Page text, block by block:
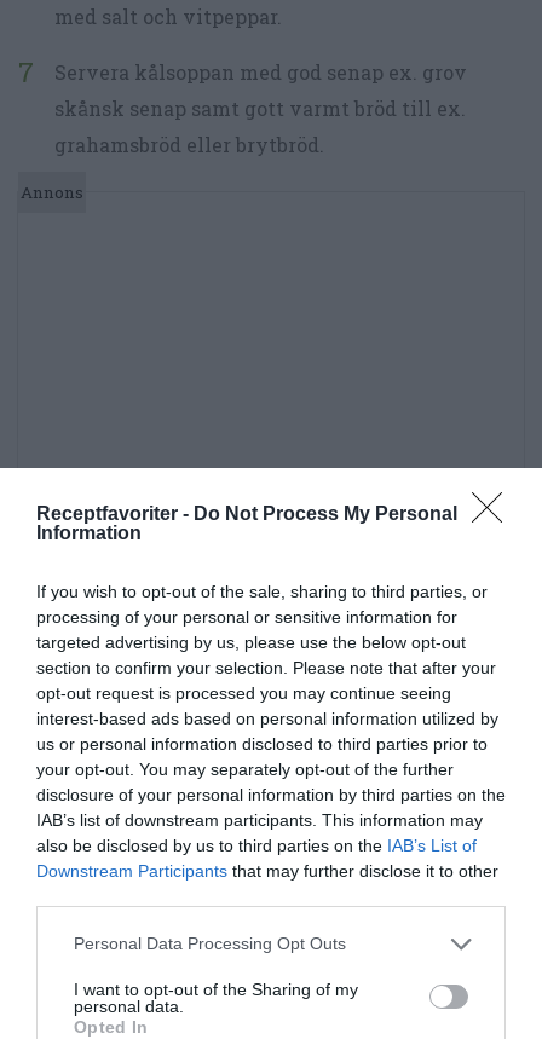
Receptfavoriter - Do Not Process My Personal
Information
If you wish to opt-out of the sale, sharing to third parties, or
processing of your personal or sensitive information for
targeted advertising by us, please use the below opt-out
section to confirm your selection. Please note that after your
opt-out request is processed you may continue seeing
interest-based ads based on personal information utilized by
us or personal information disclosed to third parties prior to
your opt-out. You may separately opt-out of the further
disclosure of your personal information by third parties on the
IAB’s list of downstream participants. This information may
also be disclosed by us to third parties on the IAB’s List of
Downstream Participants that may further disclose it to other
Personal Data Processing Opt Outs
I want to opt-out of the Sharing of my
personal data.
Opted In
med salt och vitpeppar.
Servera kålsoppan med god senap ex. grov
skånsk senap samt gott varmt bröd till ex.
grahamsbröd eller brytbröd.
Soppor Grönsaker Vitkål
Spetskål
Grönkål Potatis Morötter
Vardag
Husmanskost
Kokt mat Billigt och budget
E-mail Skriv ut
Medel:3.8(93röster)
Uppskattat näringsvärde per portion: